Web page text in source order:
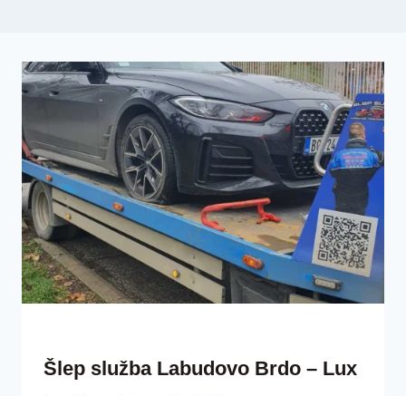
Šlep služba Labudovo Brdo – Lux